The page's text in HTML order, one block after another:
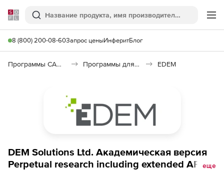
Softline
Поиск
8 (800) 200-08-60Запрос ценыИнферитБлог
Программы САПР и ГИС Программы для дизайна, визуализации и анимации EDEM
DEM Solutions Ltd. Академическая версия
Perpetual research including extended API,еще